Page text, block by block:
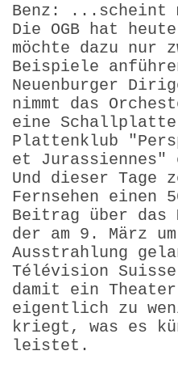
Benz: ...scheint
Die OGB hat
möchte dazu nur
Beispiele
Neuenburger
nimmt das
eine
Plattenklub
et Jurassiennes"
Und dieser Tage
Fernsehen einen
Beitrag über das
der am 9. März
Ausstrahlung
Télévision
damit ein
eigentlich zu
kriegt, was es
leistet.